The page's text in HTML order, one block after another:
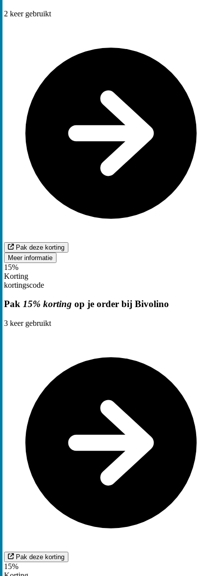
2 keer gebruikt
Pak deze korting
Meer informatie
15%
Korting
kortingscode
Pak 15% korting op je order bij Bivolino
3 keer gebruikt
Pak deze korting
15%